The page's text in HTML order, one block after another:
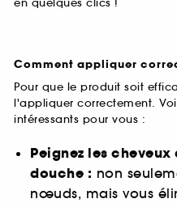
Comment appliquer
Pour que le produit soit
l'appliquer correctement.
intéressants pour vous :
Peignez les
douche : non
nœuds, mais vous